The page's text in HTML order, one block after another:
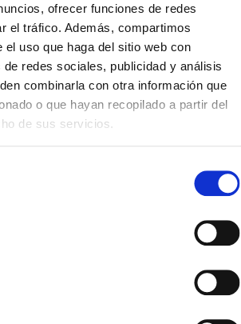
ofrecer funciones de redes
el tráfico. Además, compartimos
el uso que haga del sitio web con
de redes sociales, publicidad y análisis
combinarla con otra información que
o que hayan recopilado a partir del
de sus servicios.